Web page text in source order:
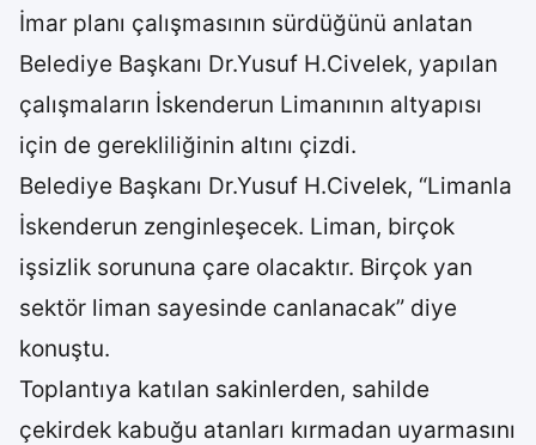
İmar planı çalışmasının sürdüğünü anlatan
Belediye Başkanı Dr.Yusuf H.Civelek, yapılan
çalışmaların İskenderun Limanının altyapısı
için de gerekliliğinin altını çizdi.
Belediye Başkanı Dr.Yusuf H.Civelek, “Limanla
İskenderun zenginleşecek. Liman, birçok
işsizlik sorununa çare olacaktır. Birçok yan
sektör liman sayesinde canlanacak” diye
konuştu.
Toplantıya katılan sakinlerden, sahilde
çekirdek kabuğu atanları kırmadan uyarmasını